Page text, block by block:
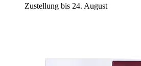
Zustellung bis 24. August